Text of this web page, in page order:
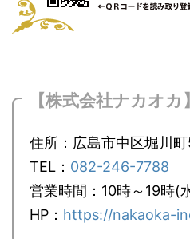
【株式会社ナカオカ】
住所：広島市中区堀川
TEL： 082-246-7788
営業時間：10時～19時(
HP： https://nakaoka-